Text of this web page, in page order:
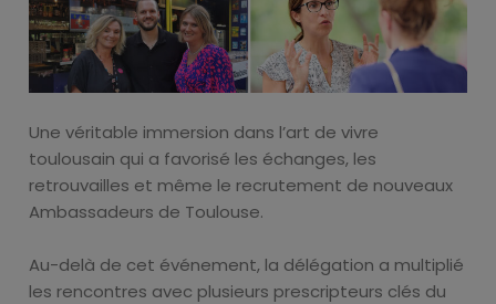
Une véritable immersion dans l’art de vivre
toulousain qui a favorisé les échanges, les
retrouvailles et même le recrutement de nouveaux
Ambassadeurs de Toulouse.
Au-delà de cet événement, la délégation a multiplié
les rencontres avec plusieurs prescripteurs clés du